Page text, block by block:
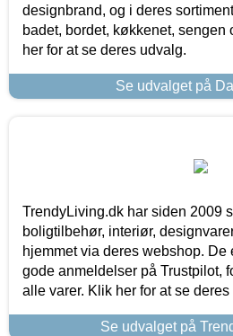
designbrand, og i deres
badet, bordet, køkkenet, sengen
her for at se deres udvalg.
Se udvalget på
TrendyLiving.dk har siden 2009
boligtilbehør, interiør,
hjemmet via deres webshop.
gode anmeldelser på Trustpilot,
alle varer. Klik her for at se deres
Se udvalget på